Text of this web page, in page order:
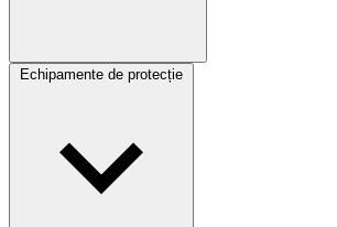
Echipamente de protecție